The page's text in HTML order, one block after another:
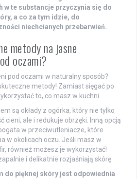
w te substancje przyczynia się do
a co za tym idzie, do
niechcianych przebarwień.
metody na jasne
oczami?
pod oczami w naturalny sposób?
metody! Zamiast sięgać po
to, co masz w kuchni.
są okłady z ogórka, który nie tylko
cieni, ale i redukuje obrzęki. Inną opcją
w przeciwutleniacze, które
w okolicach oczu. Jeśli masz w
również możesz je wykorzystać!
i delikatnie rozjaśniają skórę.
do pięknej skóry jest odpowiednia